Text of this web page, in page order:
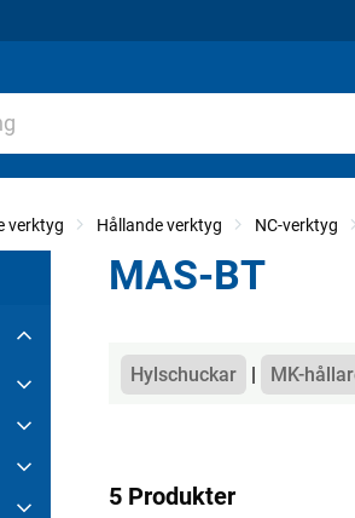
verktyg Hållande verktyg NC-verktyg
MAS-BT
Kategorier
Hylschuckar MK-
5 Produkter